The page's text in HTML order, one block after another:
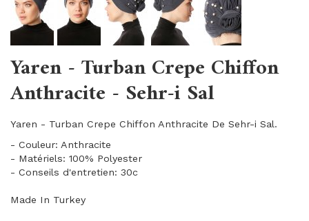
Yaren - Turban Crepe Chiffon
Anthracite - Sehr-i Sal
Yaren - Turban Crepe Chiffon Anthracite De Sehr-i Sal.
- Couleur: Anthracite
- Matériels: 100% Polyester
- Conseils d'entretien: 30c
Made In Turkey